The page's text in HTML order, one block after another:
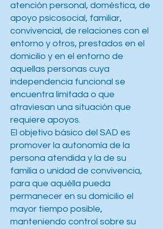
atención personal, doméstica, de
apoyo psicosocial, familiar,
convivencial, de relaciones con el
entorno y otros, prestados en el
domicilio y en el entorno de
aquellas personas cuya
independencia funcional se
encuentra limitada o que
atraviesan una situación que
requiere apoyos.
El objetivo básico del SAD es
promover la autonomía de la
persona atendida y la de su
familia o unidad de convivencia,
para que aquélla pueda
permanecer en su domicilio el
mayor tiempo posible,
manteniendo control sobre su